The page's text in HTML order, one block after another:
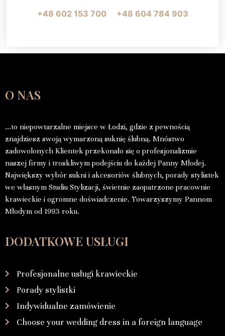
+48 602 153 700
+48 604 784 903
O NAS
…to niepowtarzalne miejsce w Łodzi, gdzie z pewnością
znajdziesz swoją wymarzoną suknię ślubną. Mnóstwo
zadowolonych Klientek przekonało się o profesjonalizmie
naszej firmy i troskliwym podejściu do każdej Panny Młodej.
Największy wybór sukni i akcesoriów ślubnych, porady stylistek
we własnym Studiu Stylizacji, świetnie zaopatrzone pracownie
krawieckie i ogromne doświadczenie. Towarzyszymy Pannom
Młodym od 1993 roku.
DODATKOWE USŁUGI
Profesjonalne usługi krawieckie
Porady stylistki
Indywidualne zamówienie
Choose your wedding dress in a foreign language